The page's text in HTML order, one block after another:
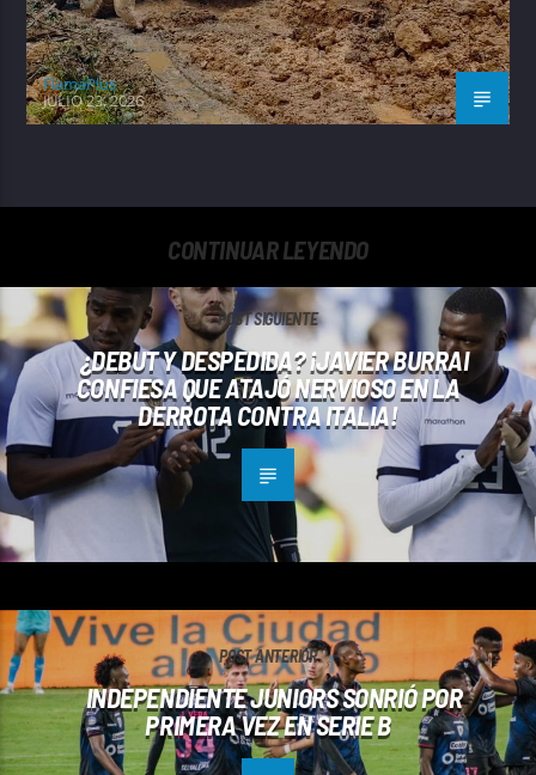
FlamaPlus
JULIO 23, 2026
CONTINUAR LEYENDO
POST SIGUIENTE
¿DEBUT Y DESPEDIDA? ¡JAVIER BURRAI
CONFIESA QUE ATAJÓ NERVIOSO EN LA
DERROTA CONTRA ITALIA!
POST ANTERIOR
INDEPENDIENTE JUNIORS SONRIÓ POR
PRIMERA VEZ EN SERIE B